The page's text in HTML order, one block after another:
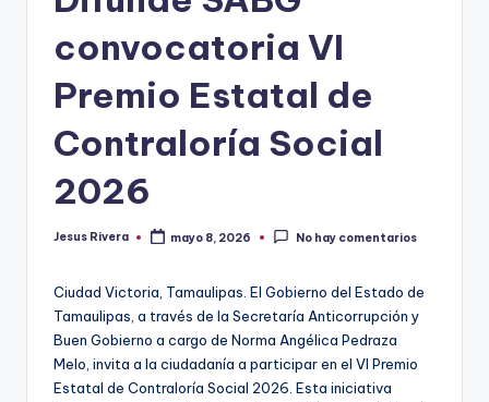
convocatoria VI
Premio Estatal de
Contraloría Social
2026
Publicado
Jesus Rivera mayo 8, 2026 No hay comentarios
Ciudad Victoria, Tamaulipas. El Gobierno del Estado de
Tamaulipas, a través de la Secretaría Anticorrupción y
Buen Gobierno a cargo de Norma Angélica Pedraza
Melo, invita a la ciudadanía a participar en el VI Premio
Estatal de Contraloría Social 2026. Esta iniciativa